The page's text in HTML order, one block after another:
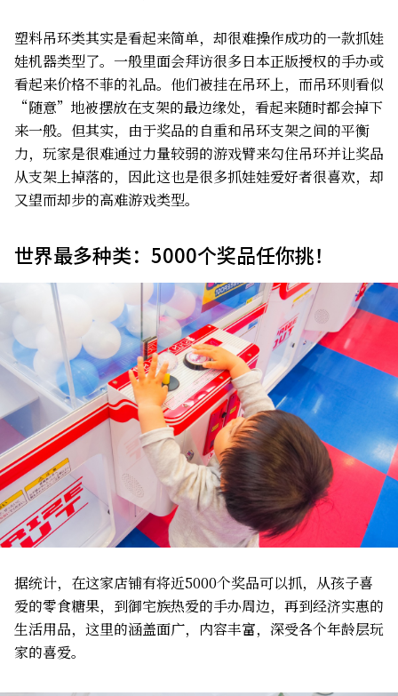
塑料吊环类其实是看起来简单，却很难操作成功的一款抓娃
娃机器类型了。一般里面会拜访很多日本正版授权的手办或
看起来价格不菲的礼品。他们被挂在吊环上，而吊环则看似
“随意”地被摆放在支架的最边缘处，看起来随时都会掉下
来一般。但其实，由于奖品的自重和吊环支架之间的平衡
力，玩家是很难通过力量较弱的游戏臂来勾住吊环并让奖品
从支架上掉落的，因此这也是很多抓娃娃爱好者很喜欢，却
又望而却步的高难游戏类型。
世界最多种类：5000个奖品任你挑！
据统计，在这家店铺有将近5000个奖品可以抓，从孩子喜
爱的零食糖果，到御宅族热爱的手办周边，再到经济实惠的
生活用品，这里的涵盖面广，内容丰富，深受各个年龄层玩
家的喜爱。